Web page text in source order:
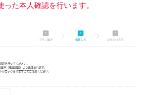
った本人確認を行います。